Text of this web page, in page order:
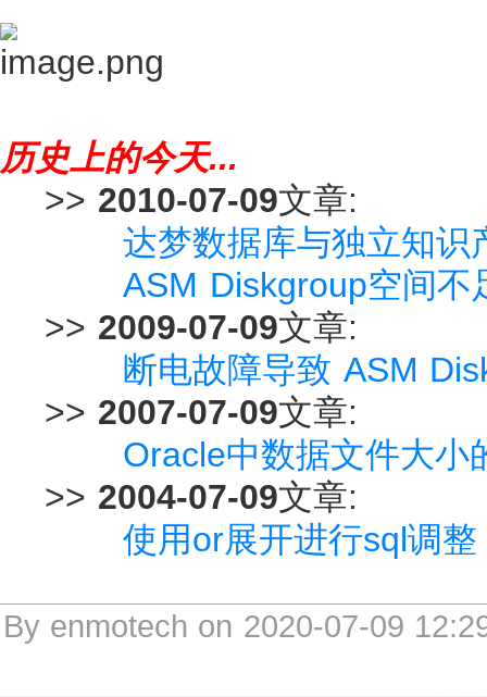
历史上的今天...
>> 2010-07-09文章:
达梦数据库与独立知识
ASM Diskgroup空间不
>> 2009-07-09文章:
断电故障导致 ASM
>> 2007-07-09文章:
Oracle中数据文件大小
>> 2004-07-09文章:
使用or展开进行sql调整
By enmotech on 2020-07-09